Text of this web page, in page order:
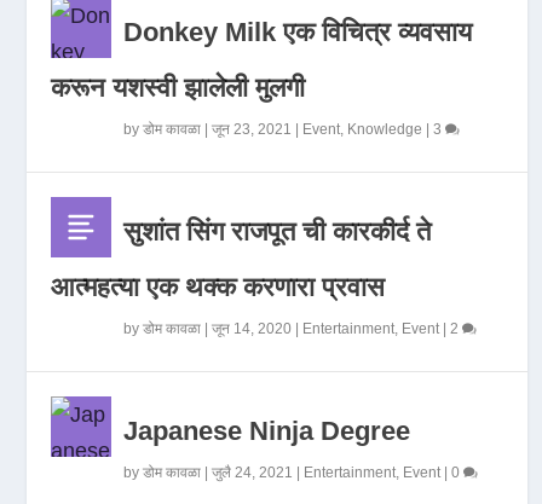
Donkey Milk एक विचित्र व्यवसाय
करून यशस्वी झालेली मुलगी
byडोम कावळा |जून 23, 2021 Event, Knowledge |3
सुशांत सिंग राजपूत ची कारकीर्द ते
आत्महत्या एक थक्क करणारा प्रवास
byडोम कावळा |जून 14, 2020 Entertainment, Event|2
Japanese Ninja Degree
byडोम कावळा |जुलै 24, 2021 Entertainment, Event|0